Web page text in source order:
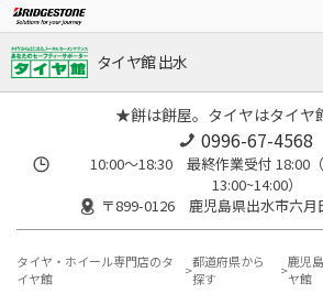
タイヤ館 出水
★餅は餅屋。タイヤはタイ
0996-67-4568
10:00～18:30 最終作業受付 18:00
13:00~14:00）
〒899-0126 鹿児島県出水市六月
タイヤ・ホイール専門店のタ
イヤ館
都道府県から
探す
鹿児
ヤ館